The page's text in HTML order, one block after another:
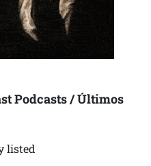
Podcasts / Últimos
listed